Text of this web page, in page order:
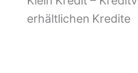
erhältlichen Kredite